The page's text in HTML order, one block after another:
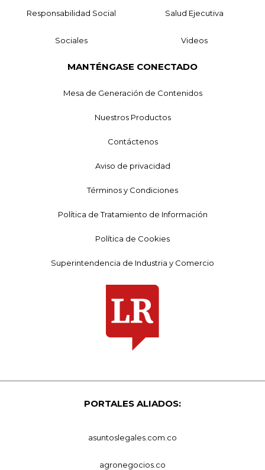
Responsabilidad Social Salud Ejecutiva
Sociales Videos
MANTÉNGASE CONECTADO
Mesa de Generación de Contenidos
Nuestros Productos
Contáctenos
Aviso de privacidad
Términos y Condiciones
Política de Tratamiento de Información
Política de Cookies
Superintendencia de Industria y Comercio
PORTALES ALIADOS:
asuntoslegales.com.co
agronegocios.co